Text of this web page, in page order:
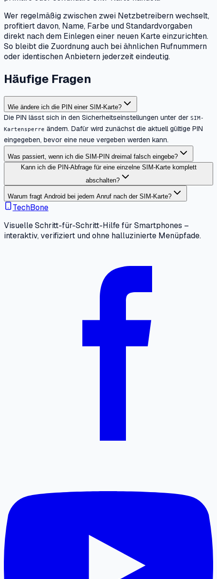
Wer regelmäßig zwischen zwei Netzbetreibern wechselt,
profitiert davon, Name, Farbe und Standardvorgaben
direkt nach dem Einlegen einer neuen Karte einzurichten.
So bleibt die Zuordnung auch bei ähnlichen Rufnummern
oder identischen Anbietern jederzeit eindeutig.
Häufige Fragen
Wie ändere ich die PIN einer SIM-Karte?
Die PIN lässt sich in den Sicherheitseinstellungen unter der SIM-
Kartensperre ändern. Dafür wird zunächst die aktuell gültige PIN
eingegeben, bevor eine neue vergeben werden kann.
Was passiert, wenn ich die SIM-PIN dreimal falsch eingebe?
Kann ich die PIN-Abfrage für eine einzelne SIM-Karte komplett
abschalten?
Warum fragt Android bei jedem Anruf nach der SIM-Karte?
TechBone
Visuelle Schritt-für-Schritt-Hilfe für Smartphones –
interaktiv, verifiziert und ohne halluzinierte Menüpfade.